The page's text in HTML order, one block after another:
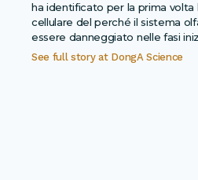
ha identificato per la prima volta
cellulare del perché il sistema
essere danneggiato nelle fasi
See full story atDongA Science